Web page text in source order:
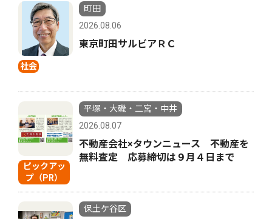
社会
町田
2026.08.06
東京町田サルビアＲＣ
ピックアッ
プ（PR）
平塚・大磯・二宮・中井
2026.08.07
不動産会社×タウンニュース 不動産を
無料査定 応募締切は９月４日まで
保土ケ谷区